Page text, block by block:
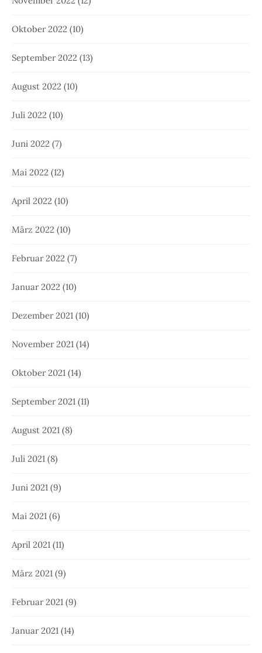
Oktober 2022 (10)
September 2022 (13)
August 2022 (10)
Juli 2022 (10)
Juni 2022 (7)
Mai 2022 (12)
April 2022 (10)
März 2022 (10)
Februar 2022 (7)
Januar 2022 (10)
Dezember 2021 (10)
November 2021 (14)
Oktober 2021 (14)
September 2021 (11)
August 2021 (8)
Juli 2021 (8)
Juni 2021 (9)
Mai 2021 (6)
April 2021 (11)
März 2021 (9)
Februar 2021 (9)
Januar 2021 (14)